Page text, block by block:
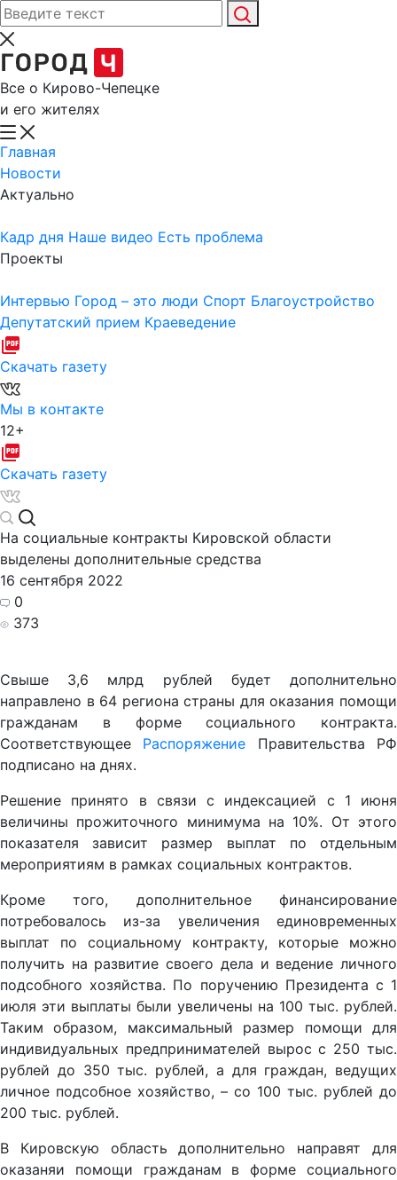
Все о Кирово-Чепецке
и его жителях
Главная
Новости
Актуально
Кадр дня Наше видео Есть проблема
Проекты
Интервью Город – это люди Спорт Благоустройство
Депутатский прием Краеведение
Скачать газету
Мы в контакте
12+
Скачать газету
На социальные контракты Кировской области
выделены дополнительные средства
16 сентября 2022
0
373
Свыше 3,6 млрд рублей будет дополнительно
направлено в 64 региона страны для оказания помощи
гражданам в форме социального контракта.
Соответствующее Распоряжение Правительства РФ
подписано на днях.
Решение принято в связи с индексацией с 1 июня
величины прожиточного минимума на 10%. От этого
показателя зависит размер выплат по отдельным
мероприятиям в рамках социальных контрактов.
Кроме того, дополнительное финансирование
потребовалось из-за увеличения единовременных
выплат по социальному контракту, которые можно
получить на развитие своего дела и ведение личного
подсобного хозяйства. По поручению Президента с 1
июля эти выплаты были увеличены на 100 тыс. рублей.
Таким образом, максимальный размер помощи для
индивидуальных предпринимателей вырос с 250 тыс.
рублей до 350 тыс. рублей, а для граждан, ведущих
личное подсобное хозяйство, – со 100 тыс. рублей до
200 тыс. рублей.
В Кировскую область дополнительно направят для
оказаняи помощи гражданам в форме социального